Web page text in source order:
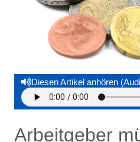
Diesen Artikel anhören
Arbeitgeber